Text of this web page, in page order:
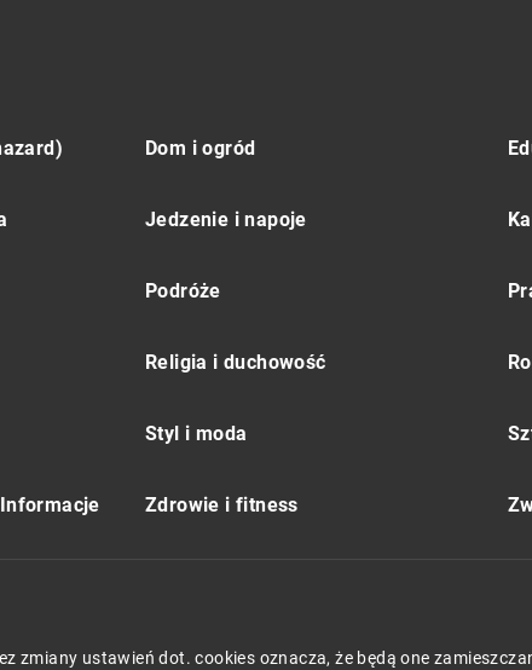
Dom i ogród
Jedzenie i napoje
Podróże
Religia i duchowość
Styl i moda
Zdrowie i fitness
zmiany ustawień dot. cookies oznacza, że będą one